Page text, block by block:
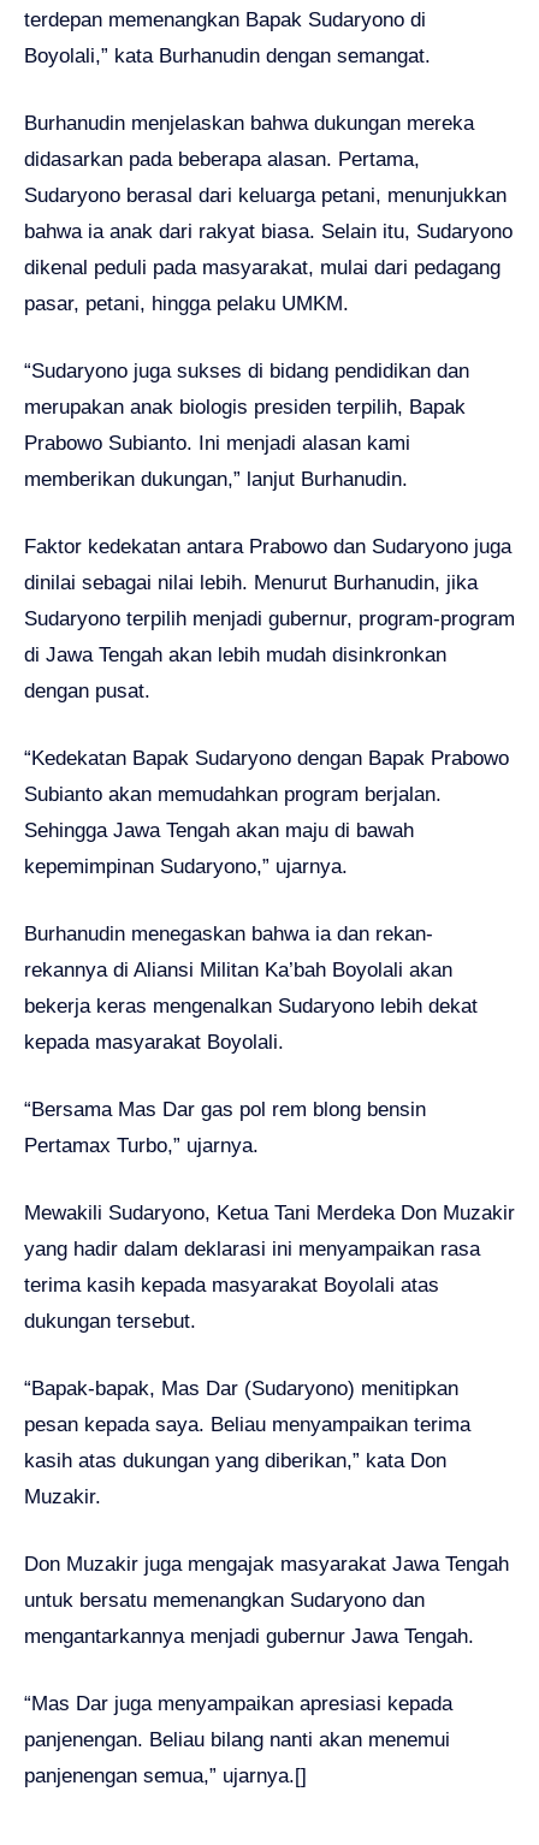
terdepan memenangkan Bapak Sudaryono di
Boyolali,” kata Burhanudin dengan semangat.
Burhanudin menjelaskan bahwa dukungan mereka
didasarkan pada beberapa alasan. Pertama,
Sudaryono berasal dari keluarga petani, menunjukkan
bahwa ia anak dari rakyat biasa. Selain itu, Sudaryono
dikenal peduli pada masyarakat, mulai dari pedagang
pasar, petani, hingga pelaku UMKM.
“Sudaryono juga sukses di bidang pendidikan dan
merupakan anak biologis presiden terpilih, Bapak
Prabowo Subianto. Ini menjadi alasan kami
memberikan dukungan,” lanjut Burhanudin.
Faktor kedekatan antara Prabowo dan Sudaryono juga
dinilai sebagai nilai lebih. Menurut Burhanudin, jika
Sudaryono terpilih menjadi gubernur, program-program
di Jawa Tengah akan lebih mudah disinkronkan
dengan pusat.
“Kedekatan Bapak Sudaryono dengan Bapak Prabowo
Subianto akan memudahkan program berjalan.
Sehingga Jawa Tengah akan maju di bawah
kepemimpinan Sudaryono,” ujarnya.
Burhanudin menegaskan bahwa ia dan rekan-
rekannya di Aliansi Militan Ka’bah Boyolali akan
bekerja keras mengenalkan Sudaryono lebih dekat
kepada masyarakat Boyolali.
“Bersama Mas Dar gas pol rem blong bensin
Pertamax Turbo,” ujarnya.
Mewakili Sudaryono, Ketua Tani Merdeka Don Muzakir
yang hadir dalam deklarasi ini menyampaikan rasa
terima kasih kepada masyarakat Boyolali atas
dukungan tersebut.
“Bapak-bapak, Mas Dar (Sudaryono) menitipkan
pesan kepada saya. Beliau menyampaikan terima
kasih atas dukungan yang diberikan,” kata Don
Muzakir.
Don Muzakir juga mengajak masyarakat Jawa Tengah
untuk bersatu memenangkan Sudaryono dan
mengantarkannya menjadi gubernur Jawa Tengah.
“Mas Dar juga menyampaikan apresiasi kepada
panjenengan. Beliau bilang nanti akan menemui
panjenengan semua,” ujarnya.[]